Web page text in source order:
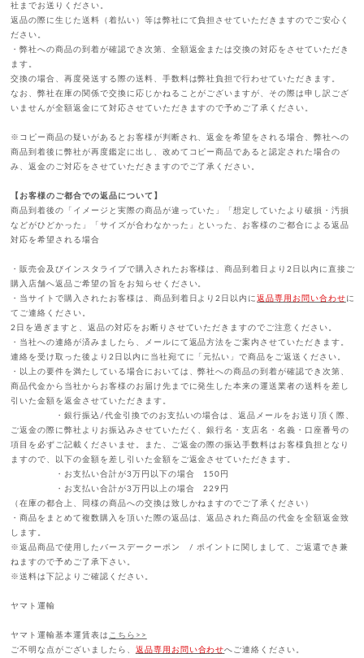
社までお送りください。
返品の際に生じた送料（着払い）等は弊社にて負担させていただきますのでご安心く
ださい。
・弊社への商品の到着が確認でき次第、全額返金または交換の対応をさせていただき
ます。
交換の場合、再度発送する際の送料、手数料は弊社負担で行わせていただきます。
なお、弊社在庫の関係で交換に応じかねることがございますが、その際は申し訳ござ
いませんが全額返金にて対応させていただきますので予めご了承ください。
※コピー商品の疑いがあるとお客様が判断され、返金を希望をされる場合、弊社への
商品到着後に弊社が再度鑑定に出し、改めてコピー商品であると認定された場合の
み、返金のご対応をさせていただきますのでご了承ください。
【お客様のご都合での返品について】
商品到着後の「イメージと実際の商品が違っていた」「想定していたより破損・汚損
などがひどかった」「サイズが合わなかった」といった、お客様のご都合による返品
対応を希望される場合
・販売会及びインスタライブで購入されたお客様は、商品到着日より2日以内に直接ご
購入店舗へ返品ご希望の旨をお知らせください。
・当サイトで購入されたお客様は、商品到着日より2日以内に返品専用お問い合わせ に
てご連絡ください。
2日を過ぎますと、返品の対応をお断りさせていただきますのでご注意ください。
・当社への連絡が済みましたら、メールにて返品方法をご案内させていただきます。
連絡を受け取った後より2日以内に当社宛てに「元払い」で商品をご返送ください。
・以上の要件を満たしている場合においては、弊社への商品の到着が確認でき次第、
商品代金から当社からお客様のお届け先までに発生した本来の運送業者の送料を差し
引いた金額を返金させていただきます。
・銀行振込/代金引換でのお支払いの場合は、返品メールをお送り頂く際、
ご返金の際に弊社よりお振込みさせていただく、銀行名・支店名・名義・口座番号の
項目を必ずご記載くださいませ。また、ご返金の際の振込手数料はお客様負担となり
ますので、以下の金額を差し引いた金額をご返金させていただきます。
・お支払い合計が3万円以下の場合 150円
・お支払い合計が3万円以上の場合 229円
（在庫の都合上、同様の商品への交換は致しかねますのでご了承ください）
・商品をまとめて複数購入を頂いた際の返品は、返品された商品の代金を全額返金致
します。
※返品商品で使用したバースデークーポン / ポイントに関しまして、ご返還でき兼
ねますので予めご了承下さい。
※送料は下記よりご確認ください。
ヤマト運輸
ヤマト運輸基本運賃表は こちら>>
ご不明な点がございましたら、 返品専用お問い合わせへご連絡ください。